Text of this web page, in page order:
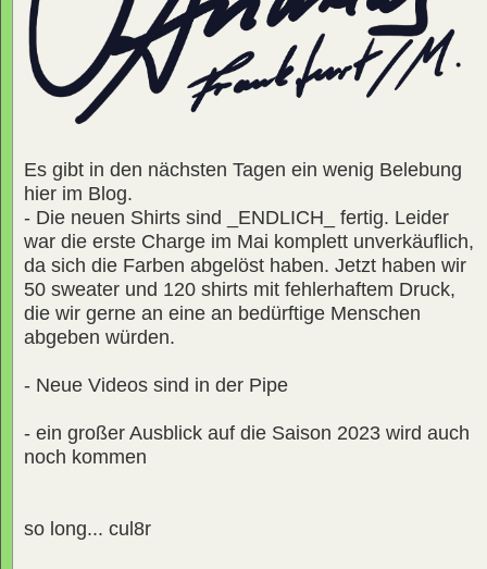
Es gibt in den nächsten Tagen ein wenig Belebung
hier im Blog.
- Die neuen Shirts sind _ENDLICH_ fertig. Leider
war die erste Charge im Mai komplett unverkäuflich,
da sich die Farben abgelöst haben. Jetzt haben wir
50 sweater und 120 shirts mit fehlerhaftem Druck,
die wir gerne an eine an bedürftige Menschen
abgeben würden.
- Neue Videos sind in der Pipe
- ein großer Ausblick auf die Saison 2023 wird auch
noch kommen
so long... cul8r